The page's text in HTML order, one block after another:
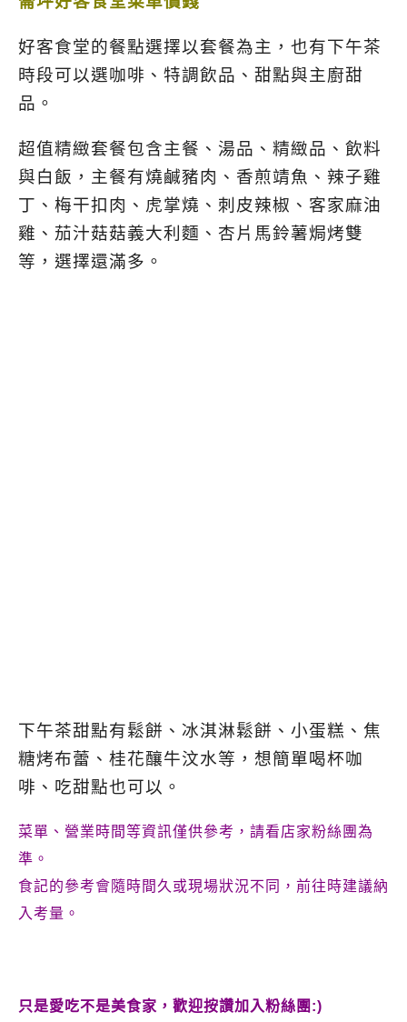
好客食堂的餐點選擇以套餐為主，也有下午茶
時段可以選咖啡、特調飲品、甜點與主廚甜
品。
超值精緻套餐包含主餐、湯品、精緻品、飲料
與白飯，主餐有燒鹹豬肉、香煎靖魚、辣子雞
丁、梅干扣肉、虎掌燒、刺皮辣椒、客家麻油
雞、茄汁菇菇義大利麵、杏片馬鈴薯焗烤雙
等，選擇還滿多。
下午茶甜點有鬆餅、冰淇淋鬆餅、小蛋糕、焦
糖烤布蕾、桂花釀牛汶水等，想簡單喝杯咖
啡、吃甜點也可以。
菜單、營業時間等資訊僅供參考，請看店家粉絲團為
準。
食記的參考會隨時間久或現場狀況不同，前往時建議納
入考量。
只是愛吃不是美食家，歡迎按讚加入粉絲團:)